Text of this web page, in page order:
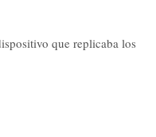
que replicaba los